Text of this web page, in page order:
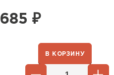
685 ₽
В КОРЗИНУ